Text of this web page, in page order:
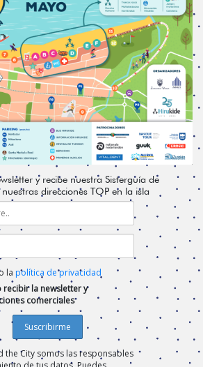
y recibe nuestra Sisterguía de
direcciones TOP en la isla
la política de privacidad
recibir la newsletter y
comerciales
the City somos las responsables